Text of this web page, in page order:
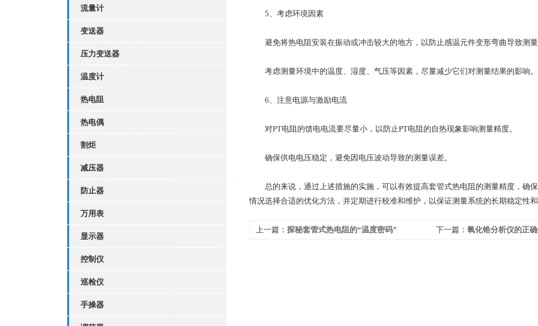
流量计
变送器
压力变送器
温度计
热电阻
热电偶
割炬
减压器
防止器
万用表
显示器
控制仪
巡检仪
手操器
5、考虑环境因素
避免将热电阻安装在振动或冲击较大的地方，以防止感温元件变形弯曲导致测
考虑测量环境中的温度、湿度、气压等因素，尽量减少它们对测量结果的影响。
6、注意电源与激励电流
对PT电阻的馈电电流要尽量小，以防止PT电阻的自热现象影响测量精度。
确保供电电压稳定，避免因电压波动导致的测量误差。
总的来说，通过上述措施的实施，可以有效提高套管式热电阻的测量精度，确
情况选择合适的优化方法，并定期进行校准和维护，以保证测量系统的长期稳定性
上一篇： 探秘套管式热电阻的“温度密码” 下一篇： 氧化锆分析仪的正